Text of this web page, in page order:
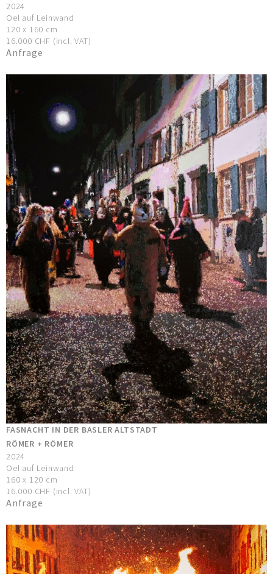
2024
Oel auf Leinwand
120 x 160 cm
16.000 CHF (incl. VAT)
Anfrage
FASNACHT IN DER BASLER ALTSTADT
RÖMER + RÖMER
2024
Oel auf Leinwand
160 x 120 cm
16.000 CHF (incl. VAT)
Anfrage